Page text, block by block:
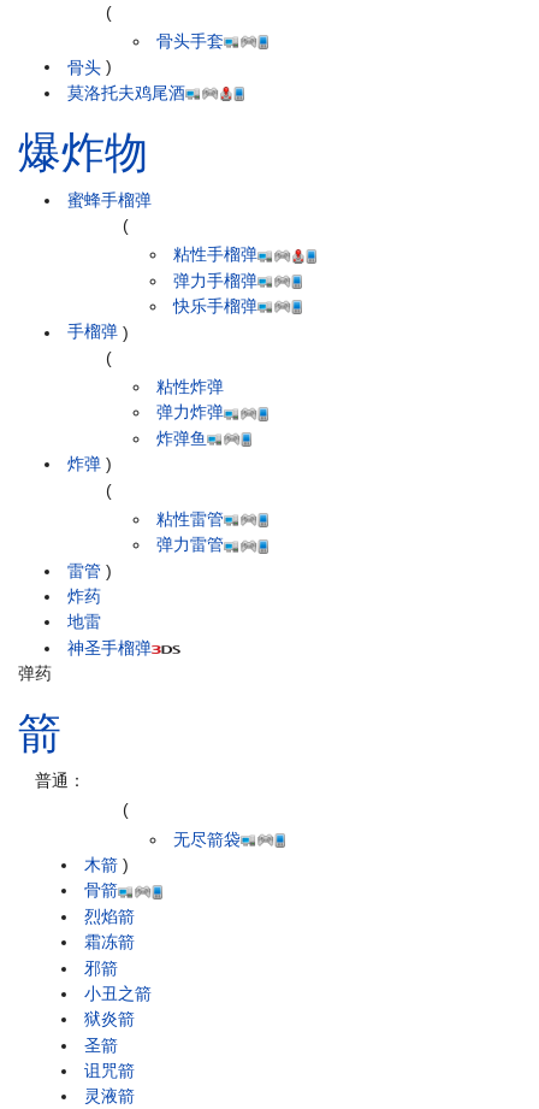
骨头
(
骨头手套
)
莫洛托夫鸡尾酒
爆炸物
蜜蜂手榴弹
手榴弹
(
粘性手榴弹
弹力手榴弹
快乐手榴弹
)
炸弹
(
粘性炸弹
弹力炸弹
炸弹鱼
)
雷管
(
粘性雷管
弹力雷管
)
炸药
地雷
神圣手榴弹
弹药
箭
普通：
木箭
(
无尽箭袋
)
骨箭
烈焰箭
霜冻箭
邪箭
小丑之箭
狱炎箭
圣箭
诅咒箭
灵液箭